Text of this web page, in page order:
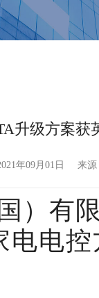
升级方案获
年09月01日 来
）有
电电